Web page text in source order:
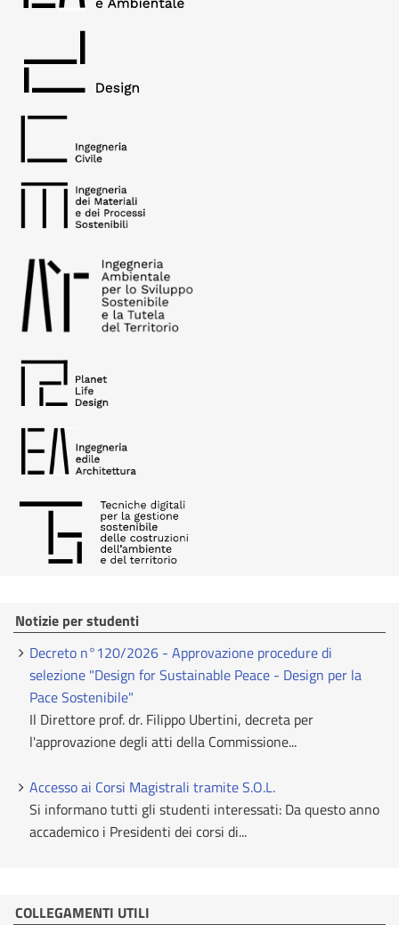
Notizie per studenti
Decreto n°120/2026 - Approvazione procedure di
selezione "Design for Sustainable Peace - Design per la
Pace Sostenibile"
Il Direttore prof. dr. Filippo Ubertini, decreta per
l'approvazione degli atti della Commissione...
Accesso ai Corsi Magistrali tramite S.O.L.
Si informano tutti gli studenti interessati: Da questo anno
accademico i Presidenti dei corsi di...
COLLEGAMENTI UTILI